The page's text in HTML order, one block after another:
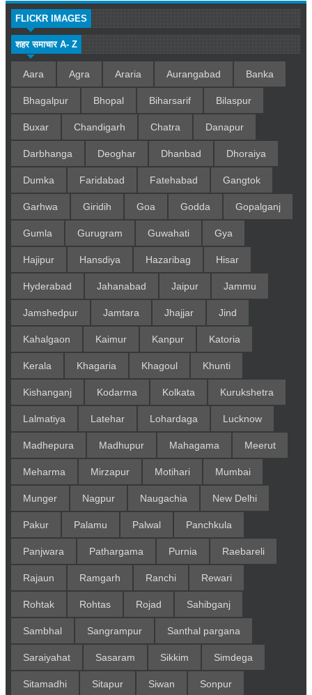
FLICKR IMAGES
शहर समाचार A- Z
Aara Agra Araria Aurangabad Banka
Bhagalpur Bhopal Biharsarif Bilaspur
Buxar Chandigarh Chatra Danapur
Darbhanga Deoghar Dhanbad Dhoraiya
Dumka Faridabad Fatehabad Gangtok
Garhwa Giridih Goa Godda Gopalganj
Gumla Gurugram Guwahati Gya
Hajipur Hansdiya Hazaribag Hisar
Hyderabad Jahanabad Jaipur Jammu
Jamshedpur Jamtara Jhajjar Jind
Kahalgaon Kaimur Kanpur Katoria
Kerala Khagaria Khagoul Khunti
Kishanganj Kodarma Kolkata Kurukshetra
Lalmatiya Latehar Lohardaga Lucknow
Madhepura Madhupur Mahagama Meerut
Meharma Mirzapur Motihari Mumbai
Munger Nagpur Naugachia New Delhi
Pakur Palamu Palwal Panchkula
Panjwara Pathargama Purnia Raebareli
Rajaun Ramgarh Ranchi Rewari
Rohtak Rohtas Rojad Sahibganj
Sambhal Sangrampur Santhal pargana
Saraiyahat Sasaram Sikkim Simdega
Sitamadhi Sitapur Siwan Sonpur